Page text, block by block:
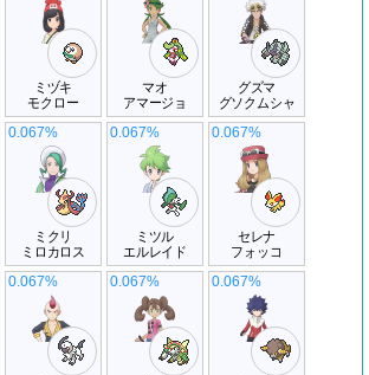
ミヅキ
モクロー
マオ
アマージョ
グズマ
グソクムシャ
ミクリ
ミロカロス
0.067%
ミツル
エルレイド
0.067%
セレナ
フォッコ
0.067%
0.067% 0.067% 0.067%